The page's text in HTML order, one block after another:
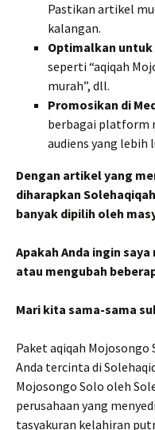
Pastikan artikel
kalangan.
Optimalkan untuk
seperti “aqiqah
murah”, dll.
Promosikan di
berbagai platform
audiens yang lebih
Dengan artikel yang
diharapkan
banyak dipilih oleh
Apakah Anda ingin
atau mengubah
Mari kita sama-sama
Paket aqiqah Mojosongo
Anda tercinta di
Mojosongo Solo oleh
perusahaan yang
tasyakuran kelahiran